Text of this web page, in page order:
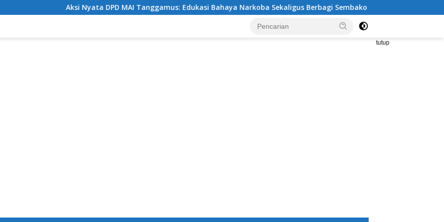
Aksi Nyata DPD MAI Tanggamus: Edukasi Bahaya Narkoba Sekaligus Berbagi Sembako Kritik Tajam Sekda
tutup